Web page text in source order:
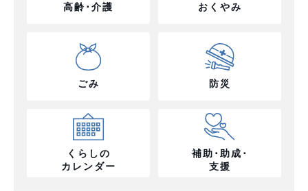
高齢･介護 おくやみ
ごみ 防災
くらしの
カレンダー
補助･助成･
支援